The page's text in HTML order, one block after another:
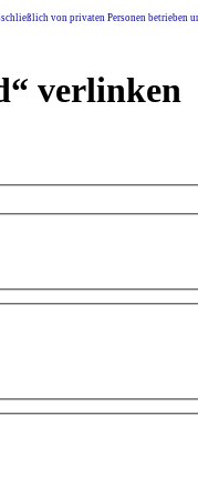
von privaten Personen betrieben
verlinken